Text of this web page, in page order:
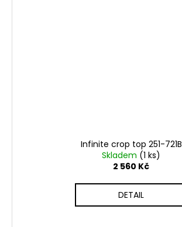
Infinite crop top 251-721B
Skladem (1 ks)
2 560 Kč
DETAIL